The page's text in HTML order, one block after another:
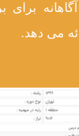
برای
می دهد.